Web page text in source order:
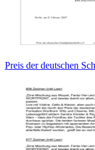
Preis der deutschen